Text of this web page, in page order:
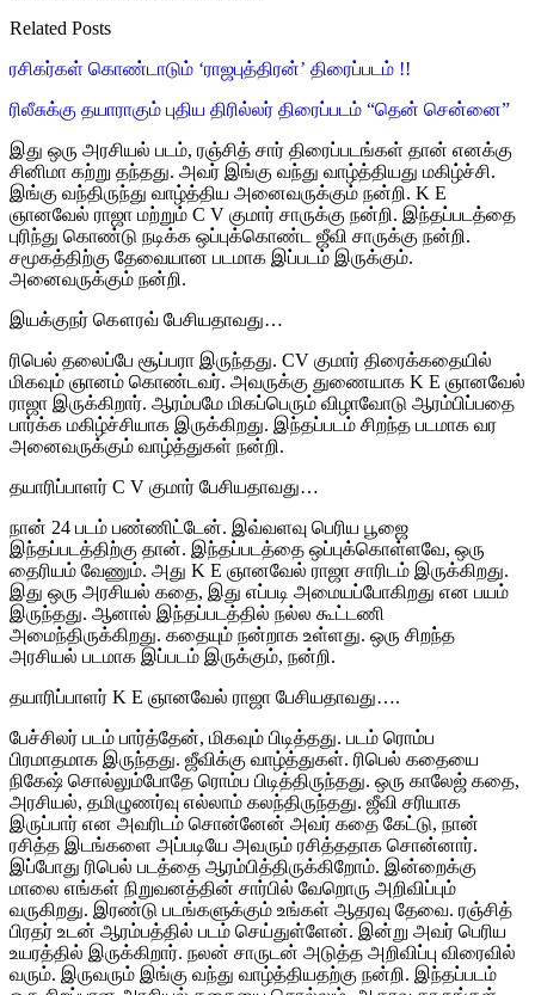
Related Posts
ரசிகர்கள் கொண்டாடும் ‘ராஜபுத்திரன்’ திரைப்படம் !!
ரிலீசுக்கு தயாராகும் புதிய திரில்லர் திரைப்படம் “தென் சென்னை”
இது ஒரு அரசியல் படம், ரஞ்சித் சார் திரைப்படங்கள் தான் எனக்கு
சினிமா கற்று தந்தது. அவர் இங்கு வந்து வாழ்த்தியது மகிழ்ச்சி.
இங்கு வந்திருந்து வாழ்த்திய அனைவருக்கும் நன்றி. K E
ஞானவேல் ராஜா மற்றும் C V குமார் சாருக்கு நன்றி. இந்தப்படத்தை
புரிந்து கொண்டு நடிக்க ஒப்புக்கொண்ட ஜீவி சாருக்கு நன்றி.
சமூகத்திற்கு தேவையான படமாக இப்படம் இருக்கும்.
அனைவருக்கும் நன்றி.
இயக்குநர் கௌரவ் பேசியதாவது…
ரிபெல் தலைப்பே சூப்பரா இருந்தது. CV குமார் திரைக்கதையில்
மிகவும் ஞானம் கொண்டவர். அவருக்கு துணையாக K E ஞானவேல்
ராஜா இருக்கிறார். ஆரம்பமே மிகப்பெரும் விழாவோடு ஆரம்பிப்பதை
பார்க்க மகிழ்ச்சியாக இருக்கிறது. இந்தப்படம் சிறந்த படமாக வர
அனைவருக்கும் வாழ்த்துகள் நன்றி.
தயாரிப்பாளர் C V குமார் பேசியதாவது…
நான் 24 படம் பண்ணிட்டேன். இவ்வளவு பெரிய பூஜை
இந்தப்படத்திற்கு தான். இந்தப்படத்தை ஒப்புக்கொள்ளவே, ஒரு
தைரியம் வேணும். அது K E ஞானவேல் ராஜா சாரிடம் இருக்கிறது.
இது ஒரு அரசியல் கதை, இது எப்படி அமையப்போகிறது என பயம்
இருந்தது. ஆனால் இந்தப்படத்தில் நல்ல கூட்டணி
அமைந்திருக்கிறது. கதையும் நன்றாக உள்ளது. ஒரு சிறந்த
அரசியல் படமாக இப்படம் இருக்கும், நன்றி.
தயாரிப்பாளர் K E ஞானவேல் ராஜா பேசியதாவது….
பேச்சிலர் படம் பார்த்தேன், மிகவும் பிடித்தது. படம் ரொம்ப
பிரமாதமாக இருந்தது. ஜீவிக்கு வாழ்த்துகள். ரிபெல் கதையை
நிகேஷ் சொல்லும்போதே ரொம்ப பிடித்திருந்தது. ஒரு காலேஜ் கதை,
அரசியல், தமிழுணர்வு எல்லாம் கலந்திருந்தது. ஜீவி சரியாக
இருப்பார் என அவரிடம் சொன்னேன் அவர் கதை கேட்டு, நான்
ரசித்த இடங்களை அப்படியே அவரும் ரசித்ததாக சொன்னார்.
இப்போது ரிபெல் படத்தை ஆரம்பித்திருக்கிறோம். இன்றைக்கு
மாலை எங்கள் நிறுவனத்தின் சார்பில் வேறொரு அறிவிப்பும்
வருகிறது. இரண்டு படங்களுக்கும் உங்கள் ஆதரவு தேவை. ரஞ்சித்
பிரதர் உடன் ஆரம்பத்தில் படம் செய்துள்ளேன். இன்று அவர் பெரிய
உயரத்தில் இருக்கிறார். நலன் சாருடன் அடுத்த அறிவிப்பு விரைவில்
வரும். இருவரும் இங்கு வந்து வாழ்த்தியதற்கு நன்றி. இந்தப்படம்